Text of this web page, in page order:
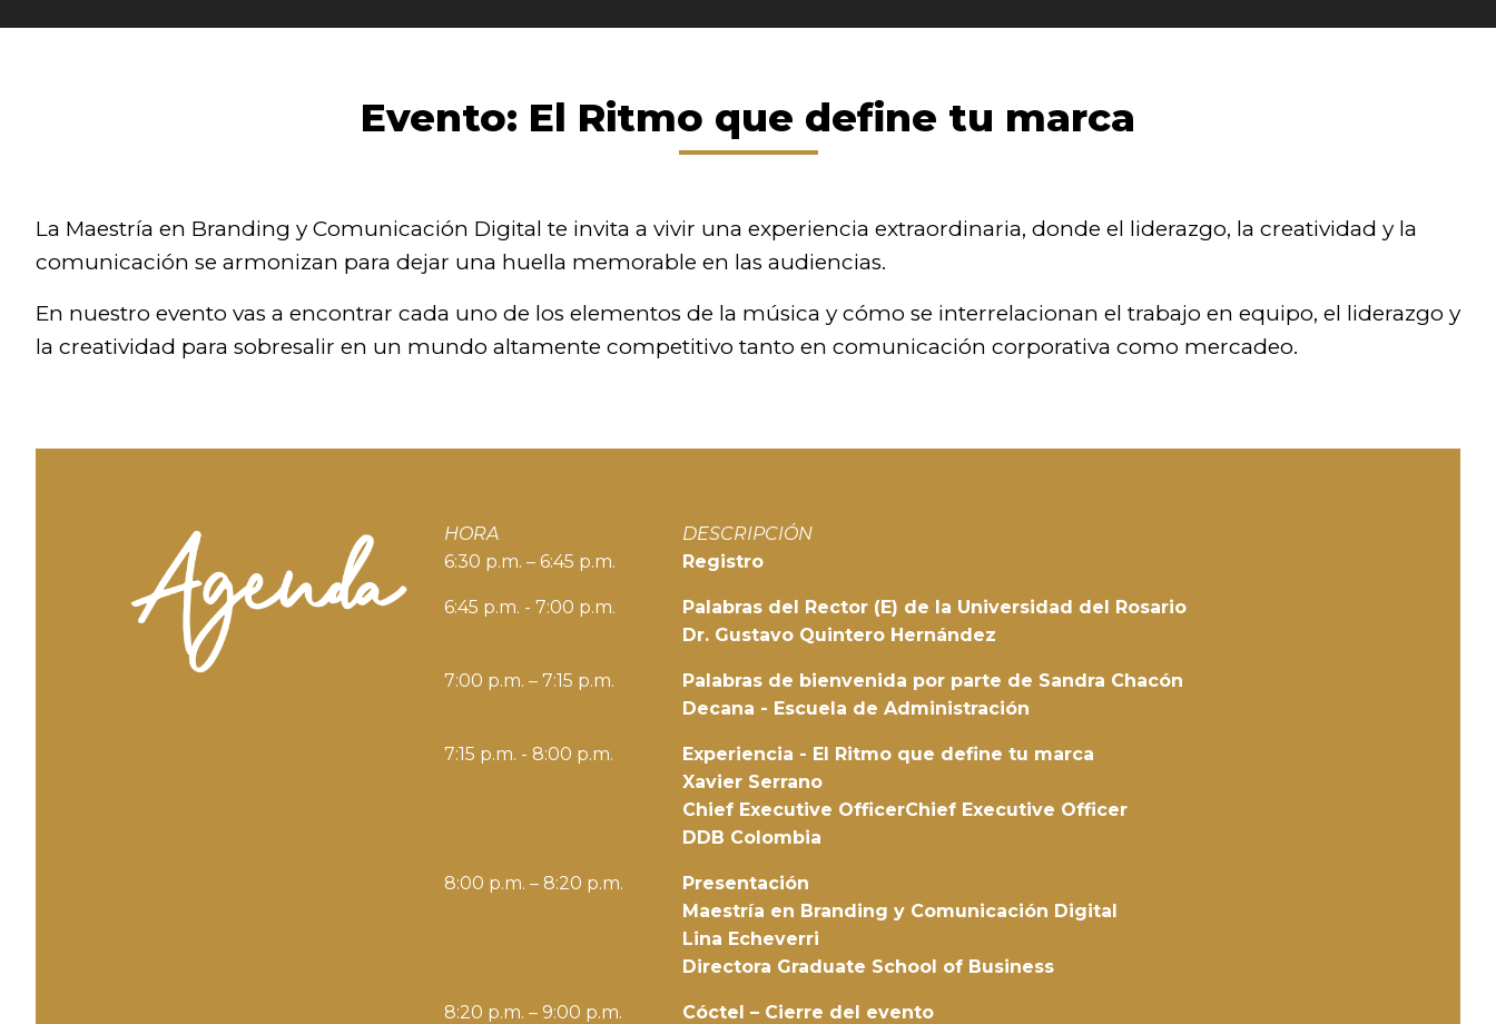
Evento: El Ritmo que define tu marca
La Maestría en Branding y Comunicación Digital te invita a vivir una experiencia extraordinaria, donde el liderazgo, la creatividad y la
comunicación se armonizan para dejar una huella memorable en las audiencias.
En nuestro evento vas a encontrar cada uno de los elementos de la música y cómo se interrelacionan el trabajo en equipo, el liderazgo y
la creatividad para sobresalir en un mundo altamente competitivo tanto en comunicación corporativa como mercadeo.
HORA
DESCRIPCIÓN
6:30 p.m. – 6:45 p.m.
Registro
6:45 p.m. - 7:00 p.m.
Palabras del Rector (E) de la Universidad del Rosario
Dr. Gustavo Quintero Hernández
7:00 p.m. – 7:15 p.m.
Palabras de bienvenida por parte de Sandra Chacón
Decana - Escuela de Administración
7:15 p.m. - 8:00 p.m.
Experiencia - El Ritmo que define tu marca
Xavier Serrano
Chief Executive OfficerChief Executive Officer
DDB Colombia
8:00 p.m. – 8:20 p.m.
Presentación
Maestría en Branding y Comunicación Digital
Lina Echeverri
Directora Graduate School of Business
8:20 p.m. – 9:00 p.m. Cóctel – Cierre del evento